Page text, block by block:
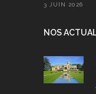
3 JUIN 2026
NOS